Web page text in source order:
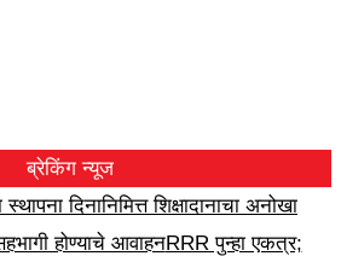
ब्रेकिंग न्यूज
दिनानिमित्त शिक्षादानाचा अनोखा
होण्याचे आवाहनRRR पुन्हा एकत्र;